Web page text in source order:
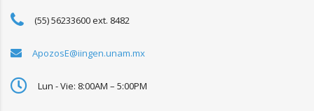
(55) 56233600 ext. 8482
ApozosE@iingen.unam.mx
Lun - Vie: 8:00AM – 5:00PM